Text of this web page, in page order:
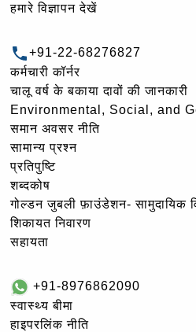
हमारे विज्ञापन देखें
+91-22-68276827
कर्मचारी कॉर्नर
चालू वर्ष के बकाया दावों की जानकारी
Environmental, Social, and
समान अवसर नीति
सामान्य प्रश्न
प्रतिपुष्टि
शब्दकोष
गोल्‍डन जुबली फ़ाउंडेशन- सामुदायिक
शिकायत निवारण
सहायता
+91-8976862090
स्वास्थ्य बीमा
हाइपरलिंक नीति